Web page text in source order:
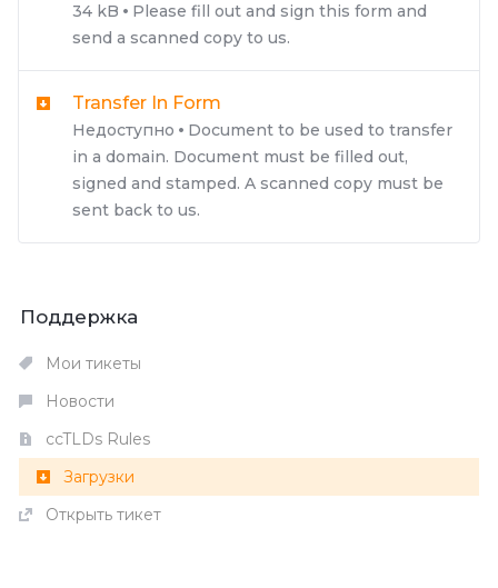
34 kB
Please fill out and sign this form and
send a scanned copy to us.
Transfer In Form
Недоступно
Document to be used to transfer
in a domain. Document must be filled out,
signed and stamped. A scanned copy must be
sent back to us.
Поддержка
Мои тикеты
Новости
ccTLDs Rules
Загрузки
Открыть тикет